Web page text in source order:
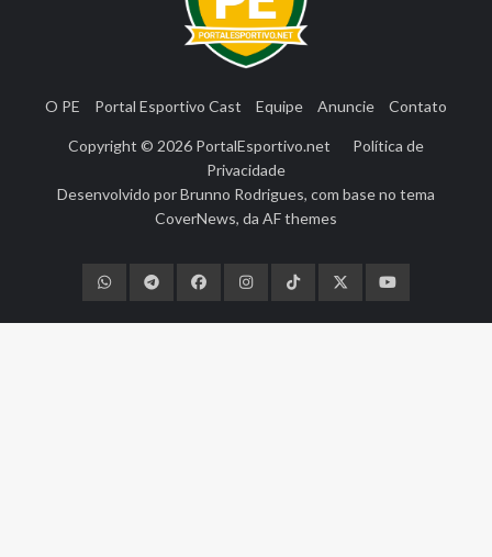
O PE Portal Esportivo Cast Equipe Anuncie Contato
Copyright © 2026 PortalEsportivo.net
Política de
Privacidade
Desenvolvido porBrunno Rodrigues, com base no tema
CoverNews, da AF themes